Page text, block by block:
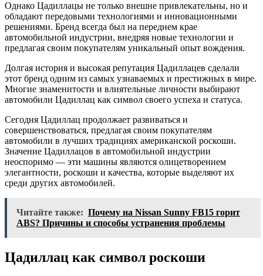
Однако Цадиллацы не только внешне привлекательны, но и
обладают передовыми технологиями и инновационными
решениями. Бренд всегда был на переднем крае
автомобильной индустрии, внедряя новые технологии и
предлагая своим покупателям уникальный опыт вождения.
Долгая история и высокая репутация Цадиллацев сделали
этот бренд одним из самых узнаваемых и престижных в мире.
Многие знаменитости и влиятельные личности выбирают
автомобили Цадиллац как символ своего успеха и статуса.
Сегодня Цадиллац продолжает развиваться и
совершенствоваться, предлагая своим покупателям
автомобили в лучших традициях американской роскоши.
Значение Цадиллацов в автомобильной индустрии
неоспоримо — эти машины являются олицетворением
элегантности, роскоши и качества, которые выделяют их
среди других автомобилей.
Читайте также: Почему на Nissan Sunny FB15 горит
ABS? Причины и способы устранения проблемы
Цадиллац как символ роскоши